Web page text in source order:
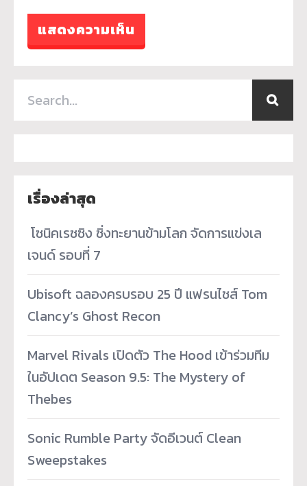
เรื่องล่าสุด
­ โซนิคเรซซิง ซิ่งทะยานข้ามโลก จัดการแข่งเล
เจนด์ รอบที่ 7
Ubisoft ฉลองครบรอบ 25 ปี แฟรนไชส์ Tom
Clancy’s Ghost Recon
Marvel Rivals เปิดตัว The Hood เข้าร่วมทีม
ในอัปเดต Season 9.5: The Mystery of
Thebes
Sonic Rumble Party จัดอีเวนต์ Clean
Sweepstakes